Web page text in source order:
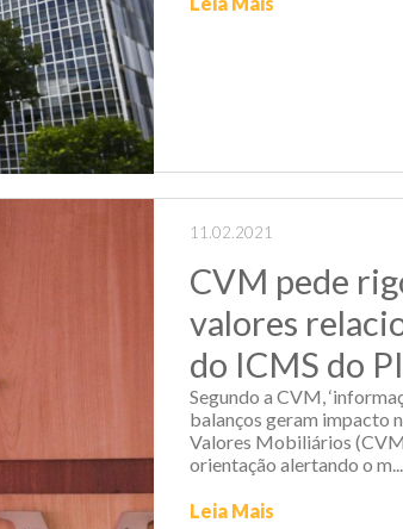
11.02.2021
CVM pede
valores
do ICMS do
Segundo a CVM,
balanços geram impacto
Valores Mobiliários
orientação alertando o m...
Leia Mais